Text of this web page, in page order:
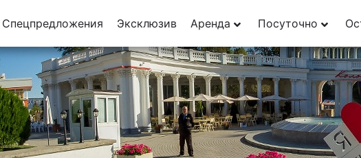
929
111
Спецпредложения Эксклюзив Аренда Посуточно